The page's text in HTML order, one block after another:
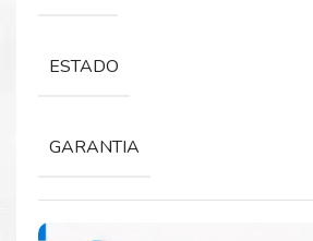
ESTADO
GARANTIA